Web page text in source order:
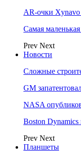
AR-очки Xynavo
Самая
Prev Next
Новости
Сложные
GM
NASA
Boston
Prev Next
Планшеты